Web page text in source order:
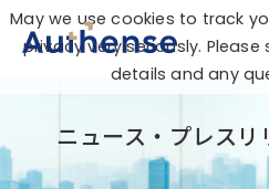
ニュース・プレスリ
May we use cookies to track
privacy very seriously.
details and any